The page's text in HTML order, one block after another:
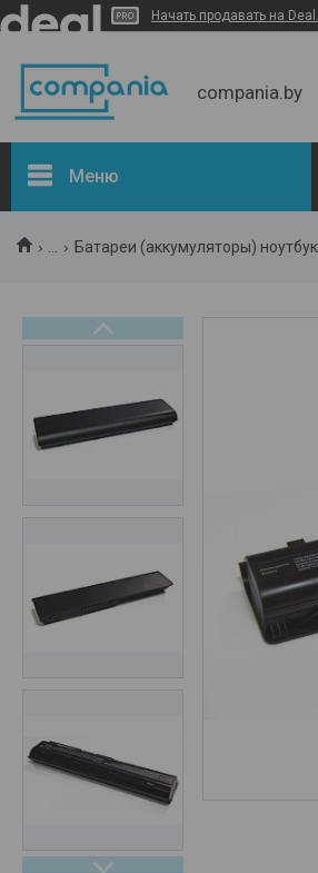
Начать продавать на
compania.by
Меню
Батареи (аккумуляторы)